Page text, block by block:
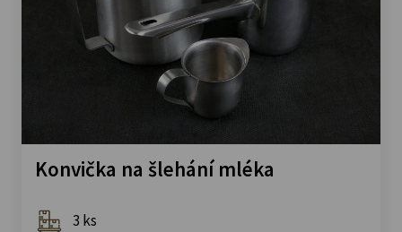
Konvička na šlehání mléka
3 ks